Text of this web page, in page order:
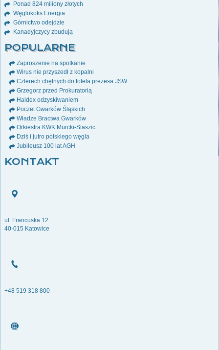
Ponad 824 miliony złotych
Węglokoks Energia
Górnictwo odejdzie
Kanadyjczycy zbudują
POPULARNE
Zaproszenie na spotkanie
Wirus nie przyszedł z kopalni
Czterech chętnych do fotela prezesa JSW
Grzegorz przed Prokuratorią
Haldex odzyskiwaniem
Poczet Gwarków Śląskich
Władze Bractwa Gwarków
Orkiestra KWK Murcki-Staszic
Dziś i jutro polskiego węgla
Jubileusz 100 lat AGH
KONTAKT
ul. Francuska 12
40-015 Katowice
+48 519 318 800